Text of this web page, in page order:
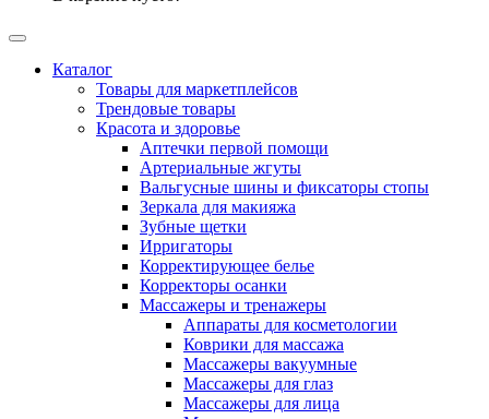
Каталог
Товары для маркетплейсов
Трендовые товары
Красота и здоровье
Аптечки первой помощи
Артериальные жгуты
Вальгусные шины и фиксаторы стопы
Зеркала для макияжа
Зубные щетки
Ирригаторы
Корректирующее белье
Корректоры осанки
Массажеры и тренажеры
Аппараты для косметологии
Коврики для массажа
Массажеры вакуумные
Массажеры для глаз
Массажеры для лица